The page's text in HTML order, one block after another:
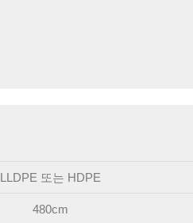
LLDPE 또는 HDPE
480cm